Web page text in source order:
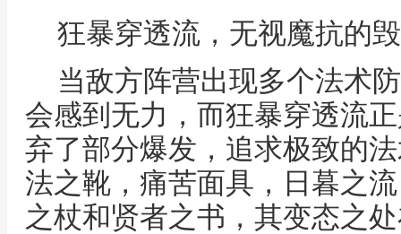
狂暴穿透流，无视魔抗的
当敌方阵营出现多个法术
会感到无力，而狂暴穿透流
弃了部分爆发，追求极致的
法之靴，痛苦面具，日暮之
之杖和贤者之书，其变态之